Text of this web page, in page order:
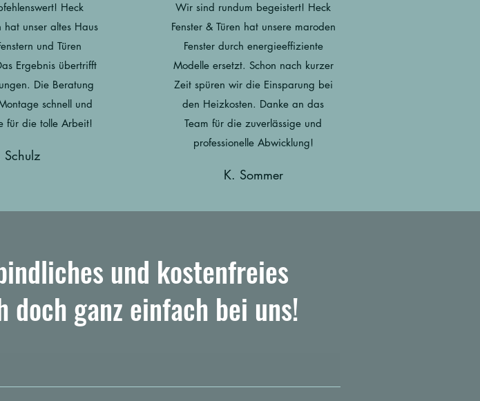
Heck
hat unser altes Haus
und Türen
Ergebnis übertrifft
Die Beratung
schnell und
für die tolle Arbeit!
Schulz
Wir sind rundum begeistert! Heck
Fenster & Türen hat unsere maroden
Fenster durch energieeffiziente
Modelle ersetzt. Schon nach kurzer
Zeit spüren wir die Einsparung bei
den Heizkosten. Danke an das
Team für die zuverlässige und
professionelle Abwicklung!
K. Sommer
und kostenfreies
doch ganz einfach bei uns!